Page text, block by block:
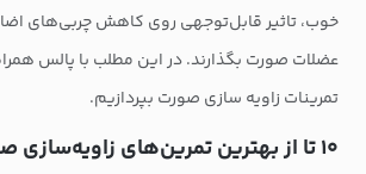
خوب، تاثیر قابل‌توجهی روی کاهش چربی‌های
عضلات صورت بگذارند. در این مطلب با پالس
تمرینات زاویه سازی صورت بپردازیم.
۱۰ تا از بهترین تمرین‌های زاویه‌سازی صورت